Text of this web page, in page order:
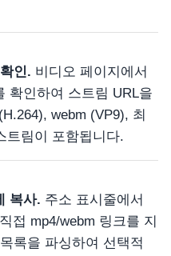
인. 비디오 페이지에서
확인하여 스트림 URL을
webm (VP9), 최
트림이 포함됩니다.
복사. 주소 표시줄에서
접 mp4/webm 링크를 지
록을 파싱하여 선택적